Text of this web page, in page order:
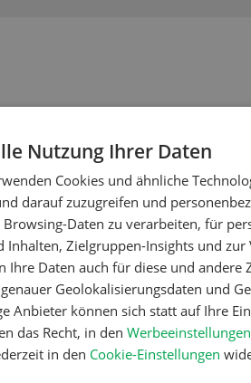
Nutzung Ihrer Daten
Cookies und ähnliche
darauf zuzugreifen und
Daten zu verarbeiten, für
Inhalten, Zielgruppen-Insights und zur
Ihre Daten auch für diese und andere
Geolokalisierungsdaten und
Anbieter können sich statt auf Ihre
das Recht, in den Werbeeinstellungen
in den Cookie-Einstellungen